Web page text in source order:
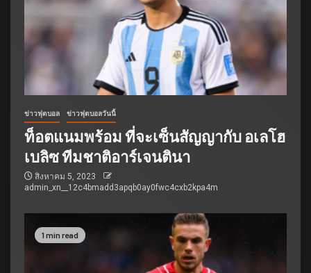
ข่าวฟุตบอล ข่าวฟุตบอลวันนี้
ท็อตแนมพร้อม ที่จะเซ็นสัญญากับ อเลโฮ
เบลิซ ทีมชาติอาร์เจนตินา
สิงหาคม 5, 2023
admin_xn__12c4bmadd3apqb0ay0fwc4cxb2kpa4m
1 min read